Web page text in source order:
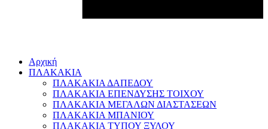
Αρχική
ΠΛΑΚΑΚΙΑ
ΠΛΑΚΑΚΙΑ ΔΑΠΕΔΟΥ
ΠΛΑΚΑΚΙΑ ΕΠΕΝΔΥΣΗΣ ΤΟΙΧΟΥ
ΠΛΑΚΑΚΙΑ ΜΕΓΑΛΩΝ ΔΙΑΣΤΑΣΕΩΝ
ΠΛΑΚΑΚΙΑ ΜΠΑΝΙΟΥ
ΠΛΑΚΑΚΙΑ ΤΥΠΟΥ ΞΥΛΟΥ